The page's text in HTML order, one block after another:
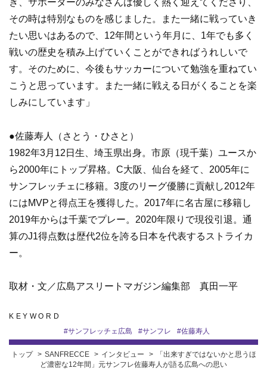
その時は特別なものを感じました。また一緒に戦っていき
たい思いはあるので、12年間という年月に、1年でも多く
戦いの歴史を積み上げていくことができればうれしいで
す。そのために、今後もサッカーについて勉強を重ねてい
こうと思っています。また一緒に戦える日がくることを楽
しみにしています」
●佐藤寿人（さとう・ひさと）
1982年3月12日生、埼玉県出身。市原（現千葉）ユースか
ら2000年にトップ昇格。C大阪、仙台を経て、2005年に
サンフレッチェに移籍。3度のリーグ優勝に貢献し2012年
にはMVPと得点王を獲得した。2017年に名古屋に移籍し
2019年からは千葉でプレー。2020年限りで現役引退。通
算のJ1得点数は歴代2位を誇る日本を代表するストライカ
ー。
取材・文／広島アスリートマガジン編集部 真田一平
KEYWORD
#サンフレッチェ広島 #サンフレ #佐藤寿人
トップ SANFRECCE インタビュー
「出来すぎではないかと思うほ
ど濃密な12年間」元サンフレ佐藤寿人が語る広島への思い